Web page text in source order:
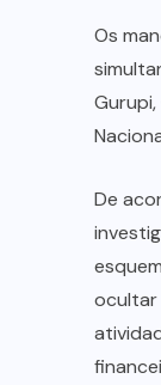
Os
De
ocultar